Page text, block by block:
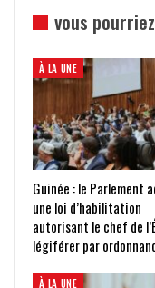
vous
À LA UNE
Guinée : le Parlement
une loi d’habilitation
autorisant le chef de
légiférer par
À LA UNE